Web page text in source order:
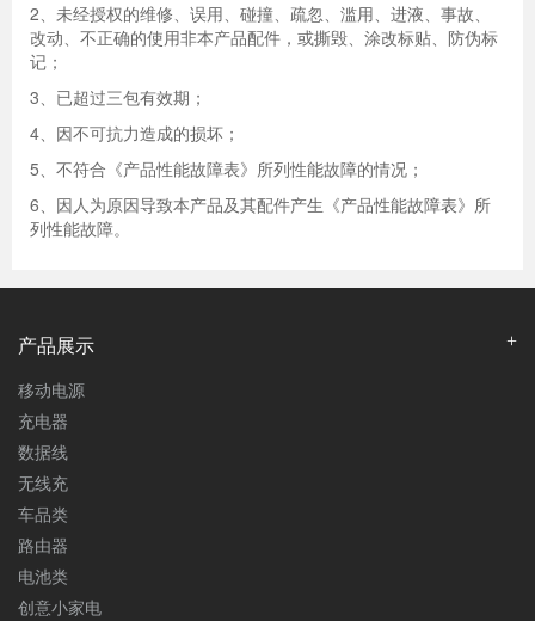
2、未经授权的维修、误用、碰撞、疏忽、滥用、进液、事故、
改动、不正确的使用非本产品配件，或撕毁、涂改标贴、防伪标
记；
3、已超过三包有效期；
4、因不可抗力造成的损坏；
5、不符合《产品性能故障表》所列性能故障的情况；
6、因人为原因导致本产品及其配件产生《产品性能故障表》所
列性能故障。
产品展示
移动电源
充电器
数据线
无线充
车品类
路由器
电池类
创意小家电